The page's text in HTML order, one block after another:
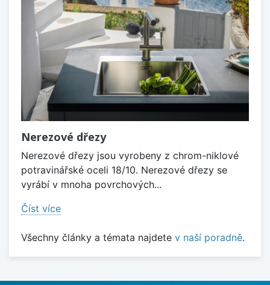
Nerezové dřezy
Nerezové dřezy jsou vyrobeny z chrom-niklové
potravinářské oceli 18/10. Nerezové dřezy se
vyrábí v mnoha povrchových...
Číst více
Všechny články a témata najdete v naší poradně.